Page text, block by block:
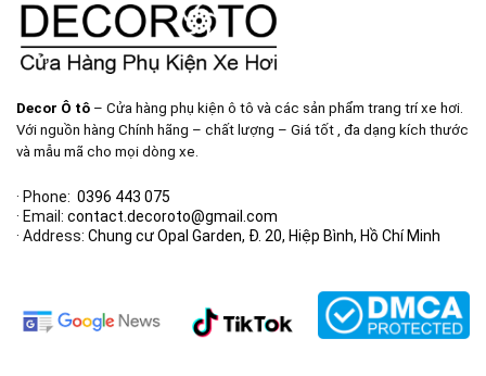
Decor Ô tô – Cửa hàng phụ kiện ô tô và các sản phẩm trang trí xe hơi.
Với nguồn hàng Chính hãng – chất lượng – Giá tốt , đa dạng kích thước
và mẫu mã cho mọi dòng xe.
· Phone: 0396 443 075
· Email: contact.decoroto@gmail.com
· Address: Chung cư Opal Garden, Đ. 20, Hiệp Bình, Hồ Chí Minh